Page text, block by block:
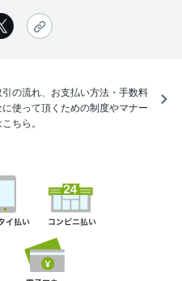
の流れ、お支払い方法・手数料
使って頂くための制度やマナー
ちら。